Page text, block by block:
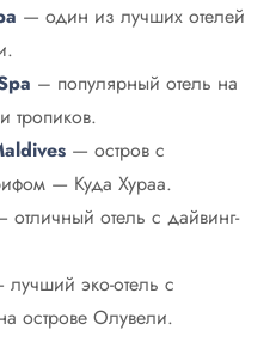
— один из лучших отелей
– популярный отель на
тропиков.
— остров с
— Куда Хураа.
отличный отель с дайвинг-
эко-отель с
острове Олувели.